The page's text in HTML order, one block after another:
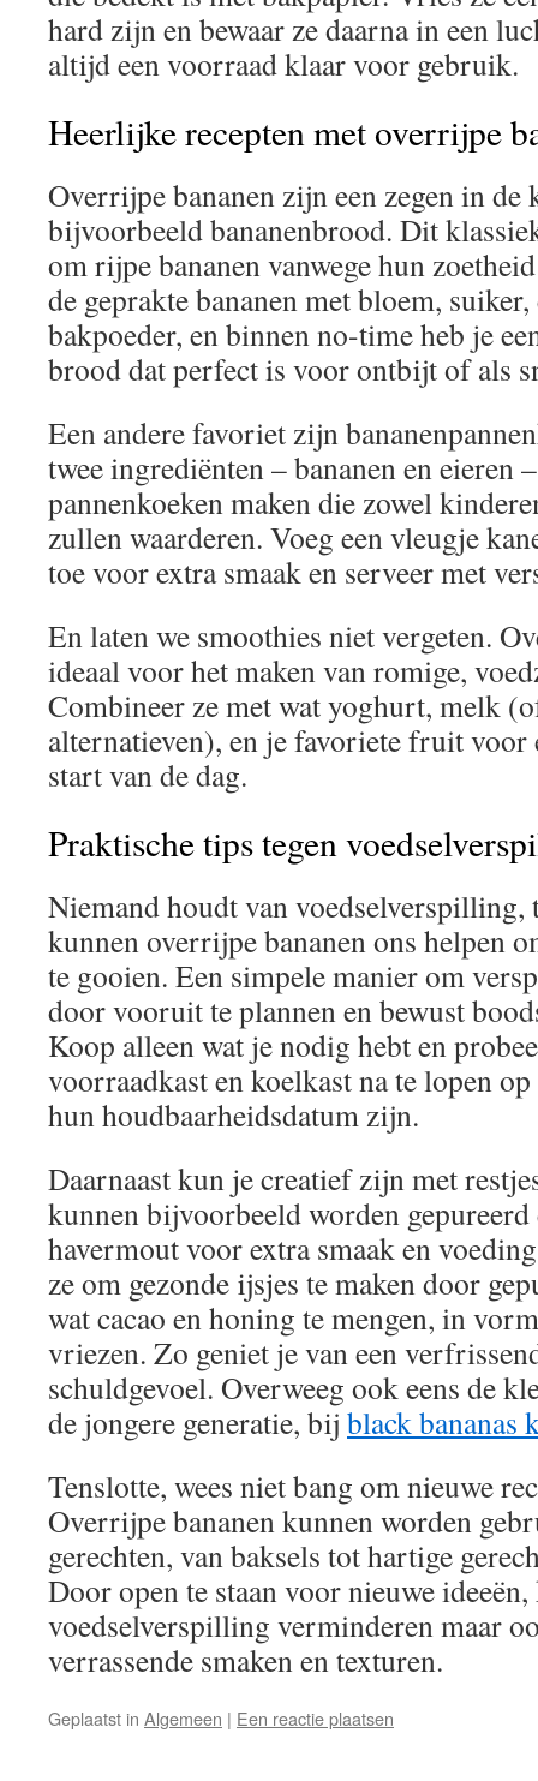
hard zijn en bewaar ze daarna in een
altijd een voorraad klaar voor gebruik.
Heerlijke recepten met overrijpe
Overrijpe bananen zijn een zegen in de
bijvoorbeeld bananenbrood. Dit
om rijpe bananen vanwege hun
de geprakte bananen met bloem,
bakpoeder, en binnen no-time heb je
brood dat perfect is voor ontbijt of als
Een andere favoriet zijn
twee ingrediënten – bananen en eieren
pannenkoeken maken die zowel
zullen waarderen. Voeg een vleugje
toe voor extra smaak en serveer met
En laten we smoothies niet vergeten.
ideaal voor het maken van romige,
Combineer ze met wat yoghurt, melk
alternatieven), en je favoriete fruit voor
start van de dag.
Praktische tips tegen
Niemand houdt van
kunnen overrijpe bananen ons helpen
te gooien. Een simpele manier om
door vooruit te plannen en bewust
Koop alleen wat je nodig hebt en
voorraadkast en koelkast na te lopen
hun houdbaarheidsdatum zijn.
Daarnaast kun je creatief zijn met
kunnen bijvoorbeeld worden gepureerd
havermout voor extra smaak en
ze om gezonde ijsjes te maken door
wat cacao en honing te mengen, in
vriezen. Zo geniet je van een
schuldgevoel. Overweeg ook eens de
de jongere generatie, bij black bananas
Tenslotte, wees niet bang om nieuwe
Overrijpe bananen kunnen worden
gerechten, van baksels tot hartige
Door open te staan voor nieuwe
voedselverspilling verminderen maar
verrassende smaken en texturen.
Geplaatst in Algemeen | Een reactie plaatsen